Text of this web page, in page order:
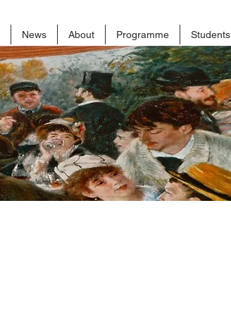
News About Programme Students